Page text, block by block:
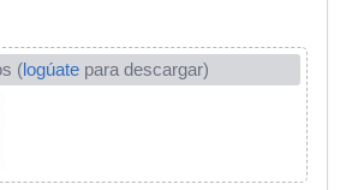
(logúate para descargar)